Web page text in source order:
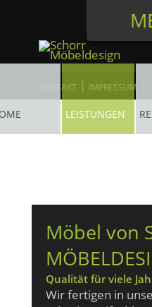
LEISTUNGEN
KONTAKT | IMPRESSUM
Möbel von
Qualität für viele
Wir fertigen in